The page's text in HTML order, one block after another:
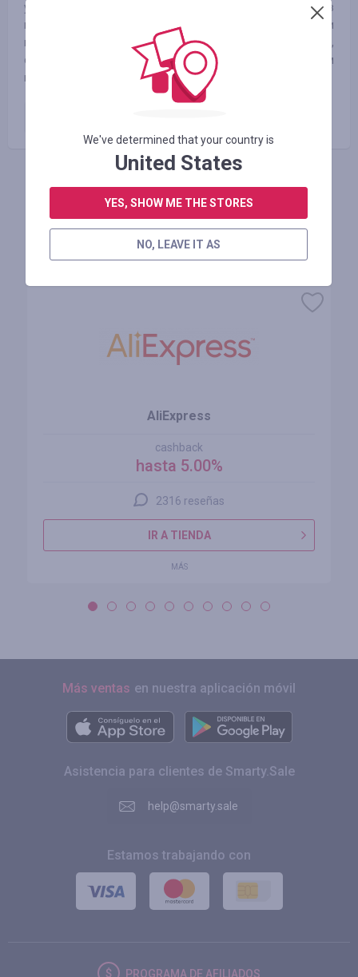
уникальность. Холдеры и органайзеры для значков
предназначены для удобного хранения и демонстрации
вашей коллекции. Они помогут вам упорядочить значки,
сохранять их в безопасности и легко показывать друзьям
или коллегам.
INICIE SESIÓN PARA DEJAR UNA RESEÑA
Tiendas similares
AliExpress
cashback
hasta 5.00%
2316 reseñas
IR A TIENDA
MÁS
Más ventas en nuestra aplicación móvil
Asistencia para clientes de Smarty.Sale
help@smarty.sale
Estamos trabajando con
PROGRAMA DE AFILIADOS
We've determined that your country is
United States
YES, SHOW ME THE STORES
NO, LEAVE IT AS